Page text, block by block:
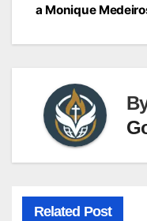
Post
a Monique
Related Post